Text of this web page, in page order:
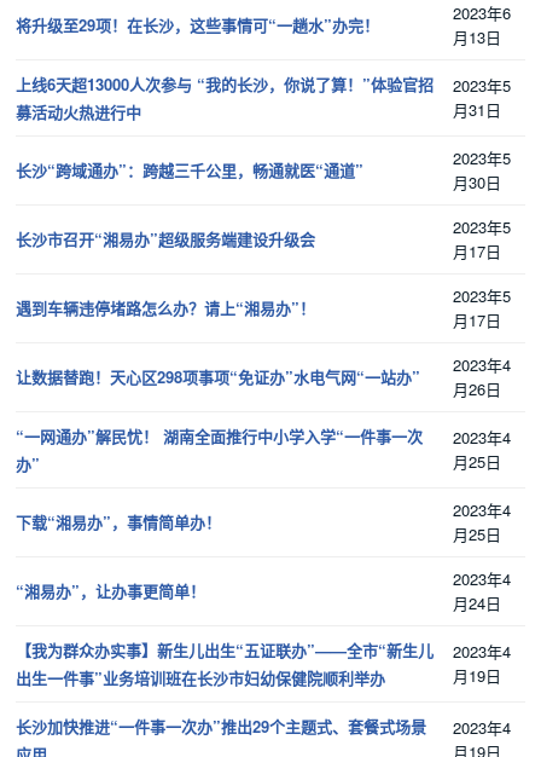
将升级至29项！在长沙，这些事情可“一趟水”办完！
2023年6
月13日
上线6天超13000人次参与 “我的长沙，你说了算！”体验官招
募活动火热进行中
2023年5
月31日
长沙“跨域通办”：跨越三千公里，畅通就医“通道”
2023年5
月30日
长沙市召开“湘易办”超级服务端建设升级会
2023年5
月17日
遇到车辆违停堵路怎么办？请上“湘易办”！
2023年5
月17日
让数据替跑！天心区298项事项“免证办”水电气网“一站办”
2023年4
月26日
“一网通办”解民忧！ 湖南全面推行中小学入学“一件事一次
办”
2023年4
月25日
下载“湘易办”，事情简单办！
2023年4
月25日
“湘易办”，让办事更简单！
2023年4
月24日
【我为群众办实事】新生儿出生“五证联办”——全市“新生儿
出生一件事”业务培训班在长沙市妇幼保健院顺利举办
2023年4
月19日
长沙加快推进“一件事一次办”推出29个主题式、套餐式场景
2023年4
月19日